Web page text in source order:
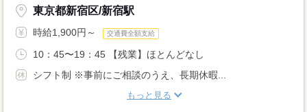
東京都新宿区/新宿駅
時給1,900円～ 交通費全額支給
10：45〜19：45 【残業】ほとんどなし
シフト制 ※事前にご相談のうえ、長期休暇...
もっと見る